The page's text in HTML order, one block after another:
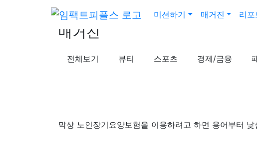
미션하기 매거진 리포
매거진
전체보기 뷰티 스포츠 경제/금융
막상 노인장기요양보험을 이용하려고 하면 용어부터